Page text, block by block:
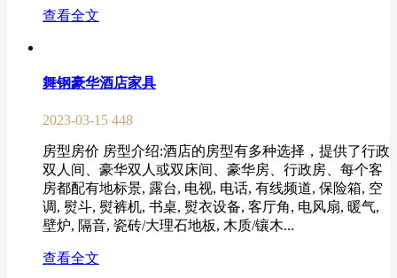
查看全文
舞钢豪华酒店家具
2023-03-15 448
房型房价 房型介绍:酒店的房型有多种选择，提供了行政
双人间、豪华双人或双床间、豪华房、行政房、每个客
房都配有地标景, 露台, 电视, 电话, 有线频道, 保险箱, 空
调, 熨斗, 熨裤机, 书桌, 熨衣设备, 客厅角, 电风扇, 暖气,
壁炉, 隔音, 瓷砖/大理石地板, 木质/镶木...
查看全文